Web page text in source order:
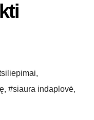
,
, #siaura indaplovė,